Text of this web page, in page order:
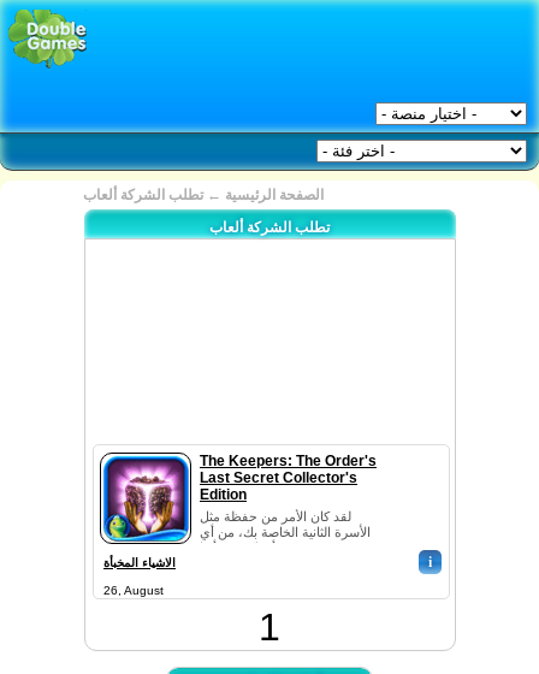
الصفحة الرئيسية ← تطلب الشركة ألعاب
تطلب الشركة ألعاب
The Keepers: The Order's
Last Secret Collector's
Edition
لقد كان الأمر من حفظة مثل
الأسرة الثانية الخاصة بك، من أي
وقت مضى منذ أن اكتشف أنها
الاشياء المخبأة i
26, August
1